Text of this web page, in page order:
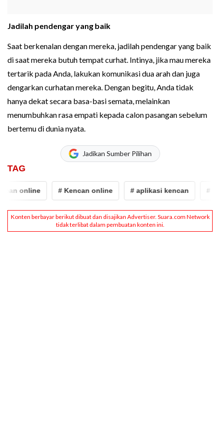
Jadilah pendengar yang baik
Saat berkenalan dengan mereka, jadilah pendengar yang baik
di saat mereka butuh tempat curhat. Intinya, jika mau mereka
tertarik pada Anda, lakukan komunikasi dua arah dan juga
dengarkan curhatan mereka. Dengan begitu, Anda tidak
hanya dekat secara basa-basi semata, melainkan
menumbuhkan rasa empati kepada calon pasangan sebelum
bertemu di dunia nyata.
Jadikan Sumber Pilihan
TAG
online # Kencan online # aplikasi kencan #